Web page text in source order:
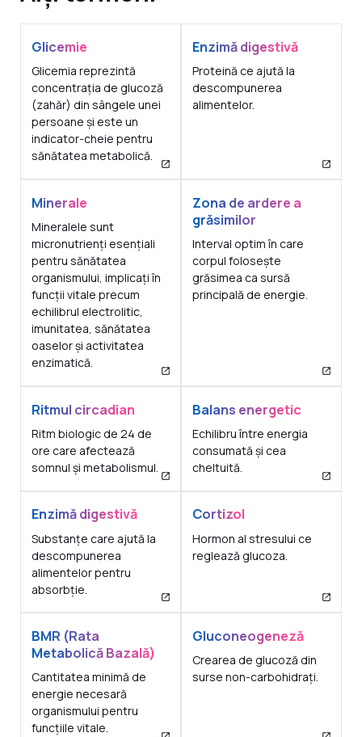
Glicemie
Glicemia reprezintă
concentrația de glucoză
(zahăr) din sângele unei
persoane și este un
indicator-cheie pentru
sănătatea metabolică.
Enzimă digestivă
Proteină ce ajută la
descompunerea
alimentelor.
Minerale
Mineralele sunt
micronutrienți esențiali
pentru sănătatea
organismului, implicați în
funcții vitale precum
echilibrul electrolitic,
imunitatea, sănătatea
oaselor și activitatea
enzimatică.
Zona de ardere a
grăsimilor
Interval optim în care
corpul folosește
grăsimea ca sursă
principală de energie.
Ritmul circadian
Ritm biologic de 24 de
ore care afectează
somnul și metabolismul.
Balans energetic
Echilibru între energia
consumată și cea
cheltuită.
Enzimă digestivă
Substanțe care ajută la
descompunerea
alimentelor pentru
absorbție.
Cortizol
Hormon al stresului ce
reglează glucoza.
BMR (Rata
Metabolică Bazală)
Cantitatea minimă de
energie necesară
organismului pentru
funcțiile vitale.
Gluconeogeneză
Crearea de glucoză din
surse non-carbohidrați.